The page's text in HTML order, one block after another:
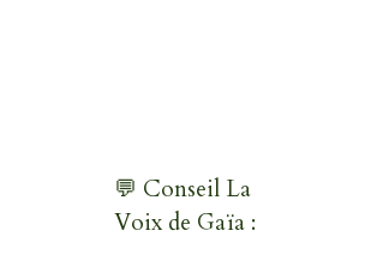
💬 Conseil La
Voix de Gaïa :